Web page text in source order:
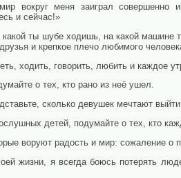
вокруг меня заиграл
и сейчас!»
какой ты шубе ходишь, на какой
и крепкое плечо любимого
ходить, говорить, любить и каждое
о тех, кто рано из неё ушел.
сколько девушек мечтают
детей, подумайте о тех, кто
воруют радость и мир: сожаление о
жизни, я всегда боюсь потерять